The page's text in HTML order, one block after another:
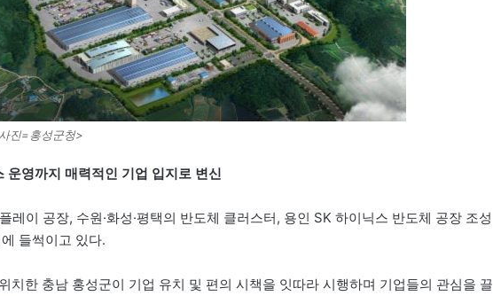
진=홍성군청>
운영까지 매력적인 기업 입지로 변신
이 공장, 수원·화성·평택의 반도체 클러스터, 용인 SK 하이닉스 반도체 공장 조성
들썩이고 있다.
치한 충남 홍성군이 기업 유치 및 편의 시책을 잇따라 시행하며 기업들의 관심을 끌